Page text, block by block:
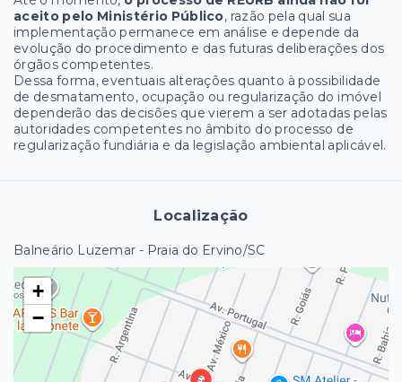
aceito pelo Ministério Público, razão pela qual sua
implementação permanece em análise e depende da
evolução do procedimento e das futuras deliberações dos
órgãos competentes.
Dessa forma, eventuais alterações quanto à possibilidade
de desmatamento, ocupação ou regularização do imóvel
dependerão das decisões que vierem a ser adotadas pelas
autoridades competentes no âmbito do processo de
regularização fundiária e da legislação ambiental aplicável.
Localização
Balneário Luzemar - Praia do Ervino/SC
+
−